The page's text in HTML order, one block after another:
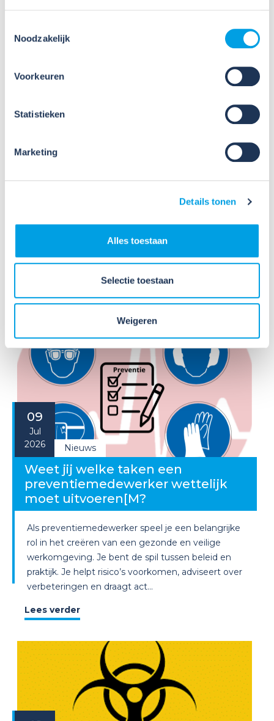
Noodzakelijk
Voorkeuren
Statistieken
Marketing
Details tonen
Alles toestaan
Selectie toestaan
Weigeren
2026
VIB of WIK? Wat heb je nodig om
veilig te werken met gevaarlijke
werken. Dat is een belangrijke eerste stap, maar
daarmee voldoe je nog niet aan de verplichtingen
Lees verder
09
Jul
2026
Nieuws
Weet jij welke taken een
preventiemedewerker wettelijk
moet uitvoeren[M?
Als preventiemedewerker speel je een belangrijke
rol in het creëren van een gezonde en veilige
werkomgeving. Je bent de spil tussen beleid en
praktijk. Je helpt risico’s voorkomen, adviseert over
verbeteringen en draagt act...
Lees verder